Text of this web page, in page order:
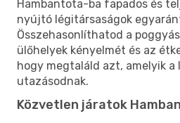
Hambantota-ba fapados és
nyújtó légitársaságok
Összehasonlíthatod a
ülőhelyek kényelmét és az
hogy megtaláld azt, amelyik a
utazásodnak.
Közvetlen járatok